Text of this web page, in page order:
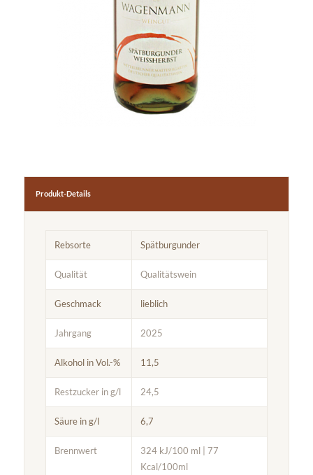
Produkt-Details
Rebsorte Spätburgunder
Qualität Qualitätswein
Geschmack lieblich
Jahrgang 2025
Alkohol in Vol.-% 11,5
Restzucker in g/l 24,5
Säure in g/l 6,7
Brennwert
324 kJ/100 ml | 77
Kcal/100ml